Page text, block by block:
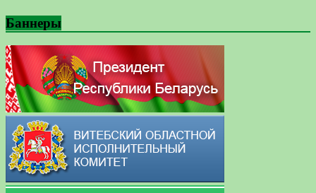
Баннеры